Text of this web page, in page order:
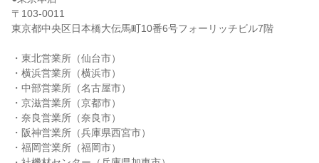
〒103-0011
東京都中央区日本橋大伝馬町10番6号フォーリッチビル7階
・東北営業所（仙台市）
・横浜営業所（横浜市）
・中部営業所（名古屋市）
・京滋営業所（京都市）
・奈良営業所（奈良市）
・阪神営業所（兵庫県西宮市）
・福岡営業所（福岡市）